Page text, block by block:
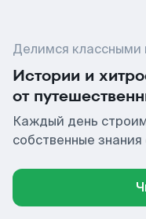
Делимся классными
Истории и
от
Каждый день
собственные